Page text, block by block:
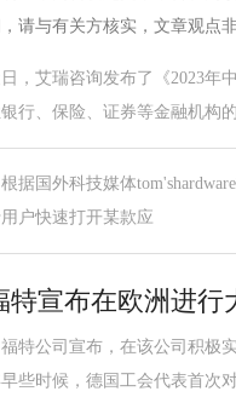
请与有关方核实，文章观点
，艾瑞咨询发布了《2023年
行、保险、证券等金融机构
根据国外科技媒体
户快速打开某款应
特宣布在欧洲进行
福特公司宣布，在该公司积极
些时候，德国工会代表首次